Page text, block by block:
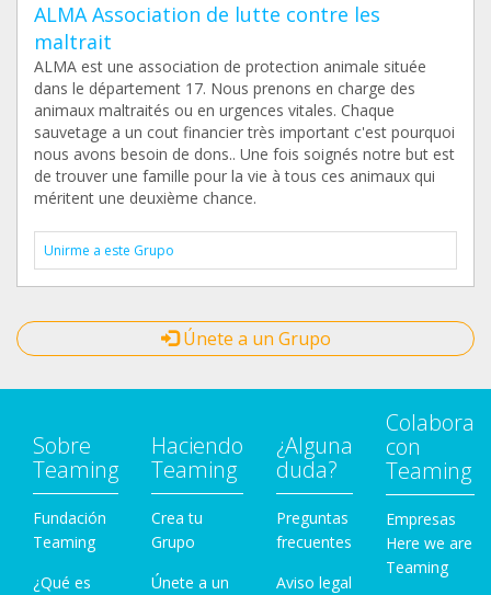
ALMA Association de lutte contre les
maltrait
ALMA est une association de protection animale située
dans le département 17. Nous prenons en charge des
animaux maltraités ou en urgences vitales. Chaque
sauvetage a un cout financier très important c'est pourquoi
nous avons besoin de dons.. Une fois soignés notre but est
de trouver une famille pour la vie à tous ces animaux qui
méritent une deuxième chance.
Unirme a este Grupo
Únete a un Grupo
Sobre
Teaming
Fundación
Teaming
¿Qué es
Haciendo
Teaming
Crea tu
Grupo
Únete a un
¿Alguna
duda?
Preguntas
frecuentes
Aviso legal
Colabora
con
Teaming
Empresas
Here we are
Teaming